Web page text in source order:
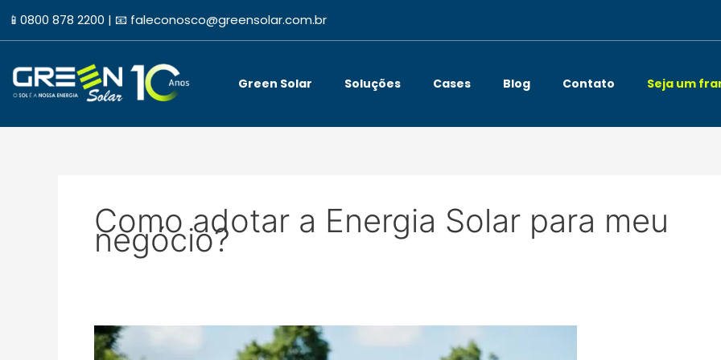
para
conteúdo
📱 0800 878 2200 | 📧 faleconosco@greensolar.com.br
Green Solar Soluções Cases Blog Contato Seja um
Como adotar a Energia Solar para meu
negócio?
Adotar
energia